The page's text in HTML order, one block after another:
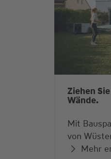
Ziehen
Wände.
Mit
von
Mehr